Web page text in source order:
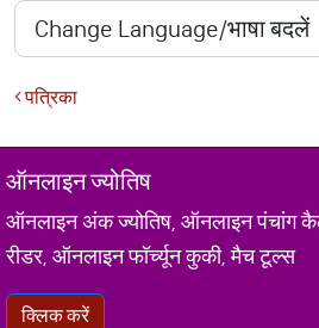
पत्रिका
ऑनलाइन ज्योतिष
ऑनलाइन अंक ज्योतिष, ऑनलाइन पंचांग
रीडर, ऑनलाइन फॉर्च्यून कुकी, मैच टूल्स
क्लिक करें